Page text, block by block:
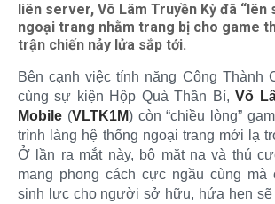
liên server, Võ Lâm Truyền Kỳ đã “lên
ngoại trang nhằm trang bị cho game
trận chiến nảy lửa sắp tới.
Bên cạnh việc tính năng Công Thành
cùng sự kiện Hộp Quà Thần Bí,Võ
Mobile (VLTK1M) còn “chiều lòng”
trình làng hệ thống ngoại trang mới lạ
Ở lần ra mắt này, bộ mặt nạ và thú
mang phong cách cực ngầu cùng mà
sinh lực cho người sở hữu, hứa hẹn sẽ